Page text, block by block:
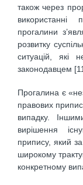
також через
використанні
прогалини
розвитку
ситуацій, які
законодавцем
Прогалина є
правових
випадку.
вирішення
припису, який
широкому
конкретному